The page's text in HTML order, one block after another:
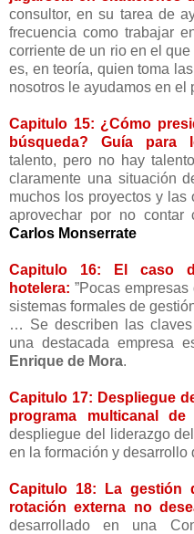
consultor, en su tarea de
frecuencia como trabajar
corriente de un rio en el
es, en teoría, quien toma
nosotros le ayudamos en el
Capitulo 15: ¿Cómo
búsqueda? Guía para
talento, pero no hay
claramente una situación
muchos los proyectos y las
aprovechar por no contar
Carlos Monserrate
Capitulo 16: El caso
hotelera: ”Pocas
sistemas formales de
… Se describen las
una destacada empresa
Enrique de Mora.
Capitulo 17: Despliegue
programa multicanal de
despliegue del liderazgo
en la formación y desarrollo
Capitulo 18: La gestión
rotación externa no
desarrollado en una